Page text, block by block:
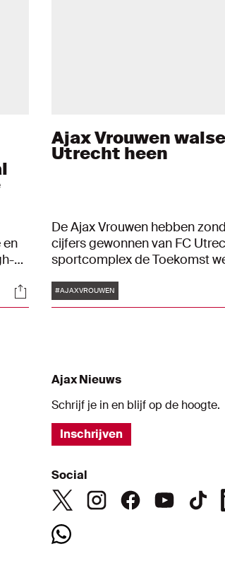
en
Socials
Ajax Vrouwen
Utrecht heen
De Ajax Vrouwen hebben
cijfers gewonnen van FC
sportcomplex de Toekomst
(3), Bo van Egmond (2),
en Jonna van de Velde.
Tags
#AJAXVROUWEN
Ajax Nieuws
Schrijf je in en blijf op de hoogte.
Inschrijven
Social